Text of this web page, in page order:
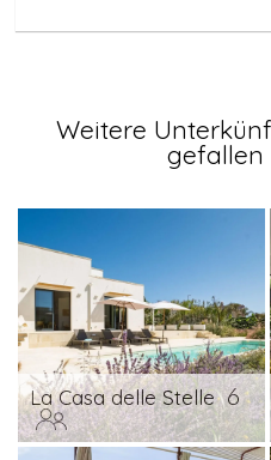
Weitere
gefallen
La Casa delle Stelle 6